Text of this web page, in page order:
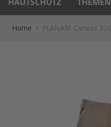
Home / PLANAM Canvas